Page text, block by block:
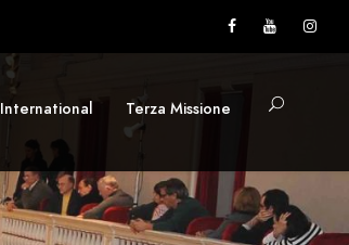
International Terza Missione